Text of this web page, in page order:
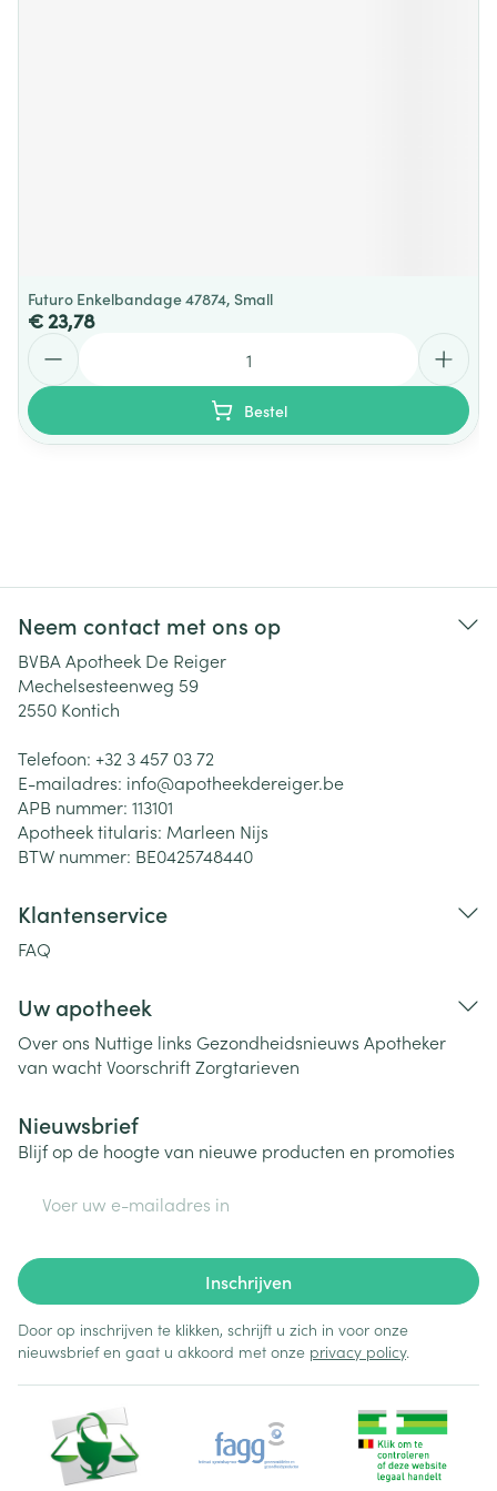
Futuro Enkelbandage 47874, Small
€ 23,78
Bestel
Neem contact met ons op
BVBA Apotheek De Reiger
Mechelsesteenweg 59
2550 Kontich
Telefoon: +32 3 457 03 72
E-mailadres: info@apotheekdereiger.be
APB nummer: 113101
Apotheek titularis: Marleen Nijs
BTW nummer: BE0425748440
Klantenservice
FAQ
Uw apotheek
Over ons Nuttige links Gezondheidsnieuws Apotheker
van wachtVoorschriftZorgtarieven
Nieuwsbrief
Blijf op de hoogte van nieuwe producten en promoties
Inschrijven
Door op inschrijven te klikken, schrijft u zich in voor onze
nieuwsbrief en gaat u akkoord met onze privacy policy.